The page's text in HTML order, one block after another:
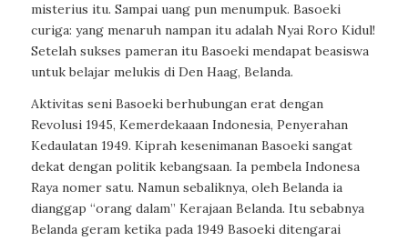
misterius itu. Sampai uang pun menumpuk. Basoeki
curiga: yang menaruh nampan itu adalah Nyai Roro Kidul!
Setelah sukses pameran itu Basoeki mendapat beasiswa
untuk belajar melukis di Den Haag, Belanda.
Aktivitas seni Basoeki berhubungan erat dengan
Revolusi 1945, Kemerdekaaan Indonesia, Penyerahan
Kedaulatan 1949. Kiprah kesenimanan Basoeki sangat
dekat dengan politik kebangsaan. Ia pembela Indonesa
Raya nomer satu. Namun sebaliknya, oleh Belanda ia
dianggap “orang dalam” Kerajaan Belanda. Itu sebabnya
Belanda geram ketika pada 1949 Basoeki ditengarai